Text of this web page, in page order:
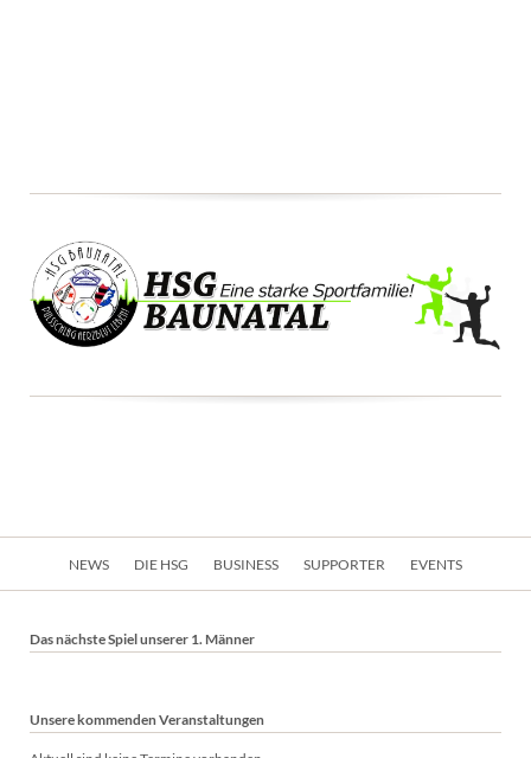
NEWS DIE HSG BUSINESS SUPPORTER EVENTS
Das nächste Spiel unserer 1. Männer
Unsere kommenden Veranstaltungen